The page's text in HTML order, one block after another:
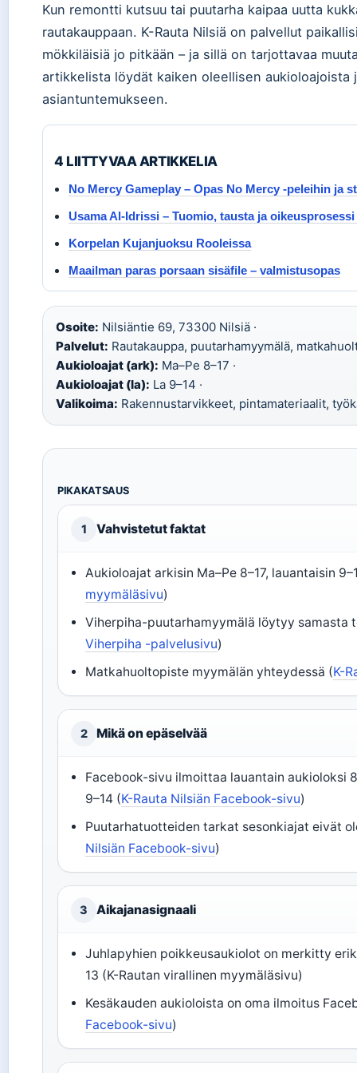
Kun remontti kutsuu tai puutarha kaipaa uutta
rautakauppaan. K-Rauta Nilsiä on palvellut
mökkiläisiä jo pitkään – ja sillä on tarjottavaa
artikkelista löydät kaiken oleellisen aukioloajoista
asiantuntemukseen.
4 LIITTYVAA ARTIKKELIA
No Mercy Gameplay – Opas No Mercy -peleihin ja
Usama Al-Idrissi – Tuomio, tausta ja
Korpelan Kujanjuoksu Rooleissa
Maailman paras porsaan sisäfile – valmistusopas
Osoite: Nilsiäntie 69, 73300 Nilsiä ·
Palvelut: Rautakauppa, puutarhamyymälä,
Aukioloajat (ark): Ma–Pe 8–17 ·
Aukioloajat (la): La 9–14 ·
Valikoima: Rakennustarvikkeet, pintamateriaalit,
PIKAKATSAUS
1 Vahvistetut faktat
Aukioloajat arkisin Ma–Pe 8–17, lauantaisin
myymäläsivu)
Viherpiha-puutarhamyymälä löytyy samasta
Viherpiha -palvelusivu)
Matkahuoltopiste myymälän yhteydessä (K-
2 Mikä on epäselvää
Facebook-sivu ilmoittaa lauantain aukioloksi
9–14 (K-Rauta Nilsiän Facebook-sivu)
Puutarhatuotteiden tarkat sesonkiajat eivät
Nilsiän Facebook-sivu)
3 Aikajanasignaali
Juhlapyhien poikkeusaukiolot on merkitty
13 (K-Rautan virallinen myymäläsivu)
Kesäkauden aukioloista on oma ilmoitus
Facebook-sivu)